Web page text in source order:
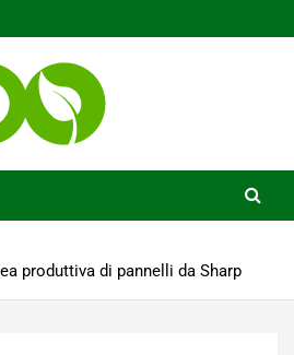
produttiva di pannelli da Sharp